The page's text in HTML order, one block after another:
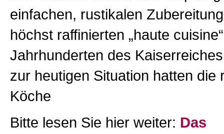
einfachen, rustikalen
höchst raffinierten „haute
Jahrhunderten des
zur heutigen Situation hatten die
Köche
Bitte lesen Sie hier weiter: Das